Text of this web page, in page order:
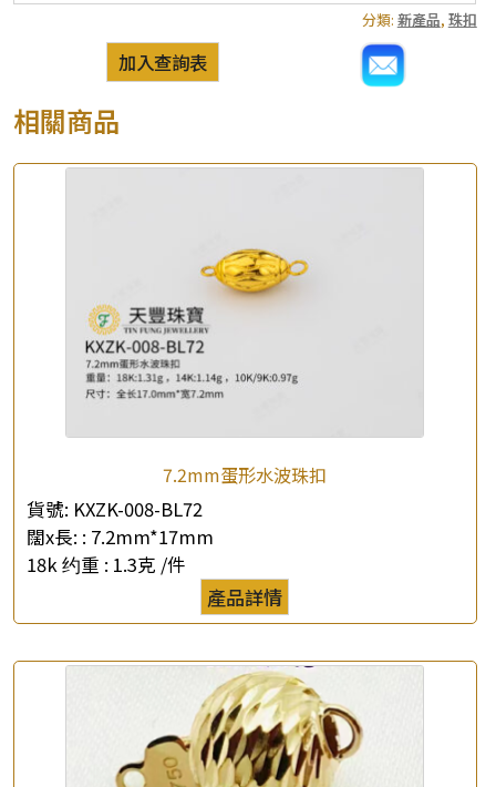
產品查詢
公司名稱
*e-mail
*聯絡電話
分類: 新產品, 珠扣
加入查詢表
相關商品
7.2mm蛋形水波珠扣
貨號: KXZK-008-BL72
闊x長: : 7.2mm*17mm
18k 约重 : 1.3克 /件
產品詳情